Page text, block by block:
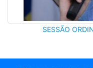
SESSÃO